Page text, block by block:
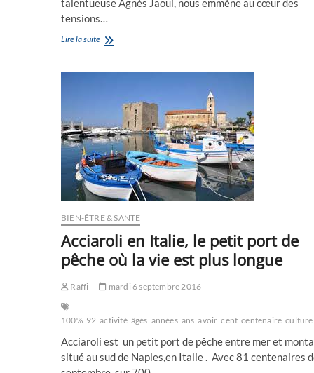
talentueuse Agnès Jaoui, nous emmène au cœur des
tensions…
Lire la suiteL’OBJET
montée
des
marches
de
Cannes
entre
drame
et
rires
BIEN-ÊTRE & SANTE
Acciaroli en Italie, le petit port de
pêche où la vie est plus longue
Raffi mardi 6 septembre 2016
100% 92 activité âgés années ans avoir cent centenaire culture
Acciaroli est un petit port de pêche entre mer et
situé au sud de Naples,en Italie . Avec 81 centenaires